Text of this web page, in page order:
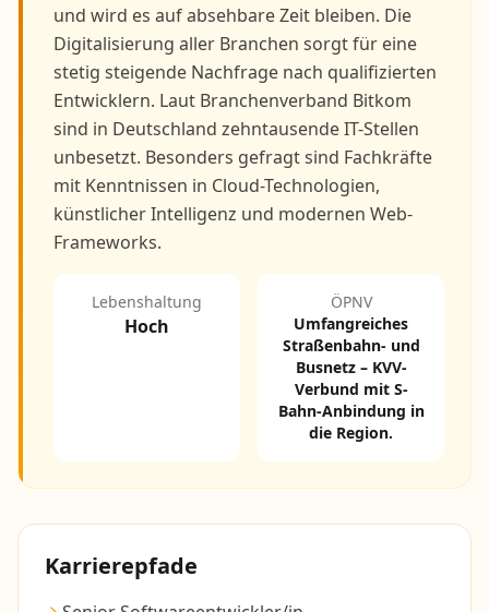
und wird es auf absehbare Zeit bleiben. Die
Digitalisierung aller Branchen sorgt für eine
stetig steigende Nachfrage nach qualifizierten
Entwicklern. Laut Branchenverband Bitkom
sind in Deutschland zehntausende IT-Stellen
unbesetzt. Besonders gefragt sind Fachkräfte
mit Kenntnissen in Cloud-Technologien,
künstlicher Intelligenz und modernen Web-
Frameworks.
Lebenshaltung
Hoch
ÖPNV
Umfangreiches
Straßenbahn- und
Busnetz – KVV-
Verbund mit S-
Bahn-Anbindung in
die Region.
Karrierepfade